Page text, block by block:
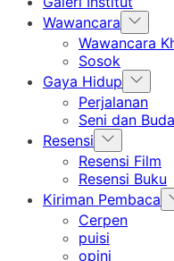
Wawancara Show
sub
Wawancara
Sosok
Gaya Hidup Show
sub
menu
Perjalanan
Seni dan
Resensi Show
sub
menu
Resensi Film
Resensi Buku
Kiriman Pembaca
Cerpen
puisi
opini